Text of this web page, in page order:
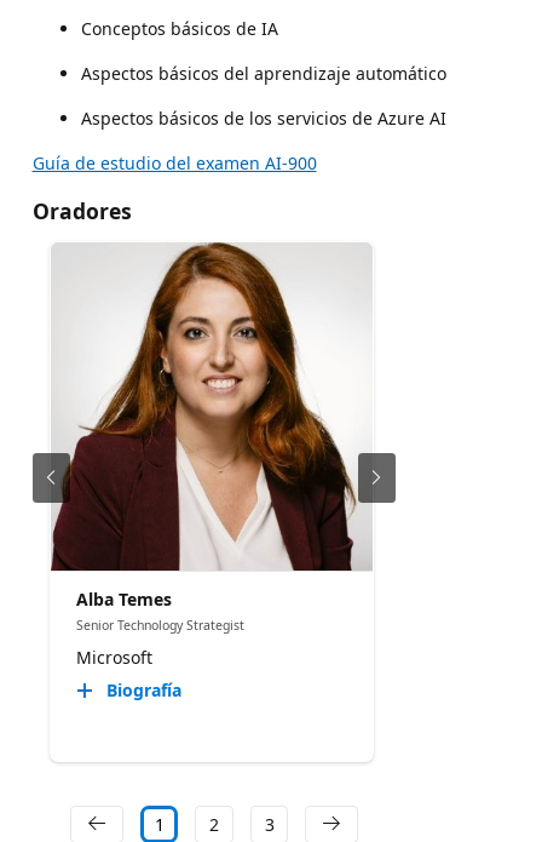
Conceptos básicos de IA
Aspectos básicos del aprendizaje automático
Aspectos básicos de los servicios de Azure AI
Guía de estudio del examen AI-900
Oradores
Alba Temes
Senior Technology Strategist
Microsoft
Biografía
1 2 3